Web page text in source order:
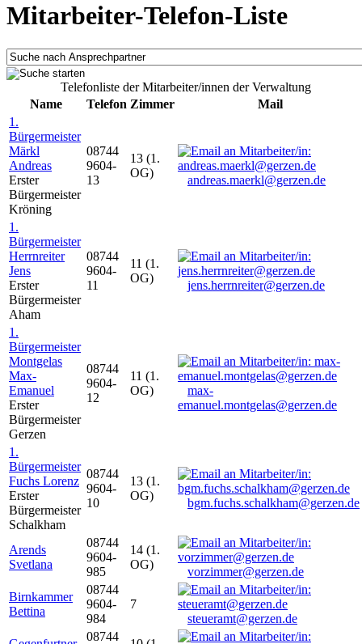
Mitarbeiter-Telefon-Liste
Telefonliste der Mitarbeiter/innen der Verwaltung
Name
Telefon Zimmer
Mail
1.
Bürgermeister
Märkl
Andreas
Erster
Bürgermeister
Kröning
08744
9604-
13
13 (1.
OG)
andreas.maerkl@gerzen.de
1.
Bürgermeister
Herrnreiter
Jens
Erster
Bürgermeister
Aham
08744
9604-
11
11 (1.
OG)
jens.herrnreiter@gerzen.de
1.
Bürgermeister
Montgelas
Max-
Emanuel
Erster
Bürgermeister
Gerzen
08744
9604-
12
11 (1.
OG)
max-
emanuel.montgelas@gerzen.de
1.
Bürgermeister
Fuchs Lorenz
Erster
Bürgermeister
Schalkham
08744
9604-
10
13 (1.
OG)
bgm.fuchs.schalkham@gerzen.de
Arends
Svetlana
08744
9604-
985
14 (1.
OG)
vorzimmer@gerzen.de
Birnkammer
Bettina
08744
9604-
984
7
steueramt@gerzen.de
08744